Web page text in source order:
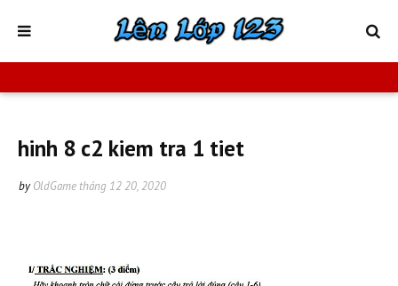
hinh 8 c2 kiem tra 1 tiet
by OldGame tháng 12 20, 2020